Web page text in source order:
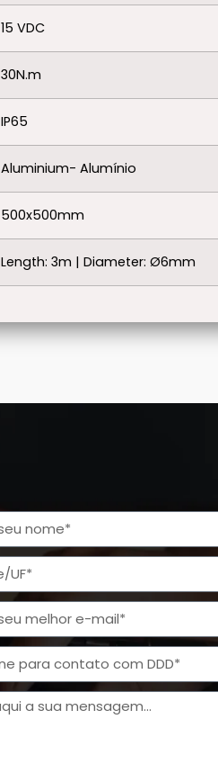
15 VDC
30N.m
IP65
Aluminium- Alumínio
500x500mm
Length: 3m | Diameter: Ø6mm